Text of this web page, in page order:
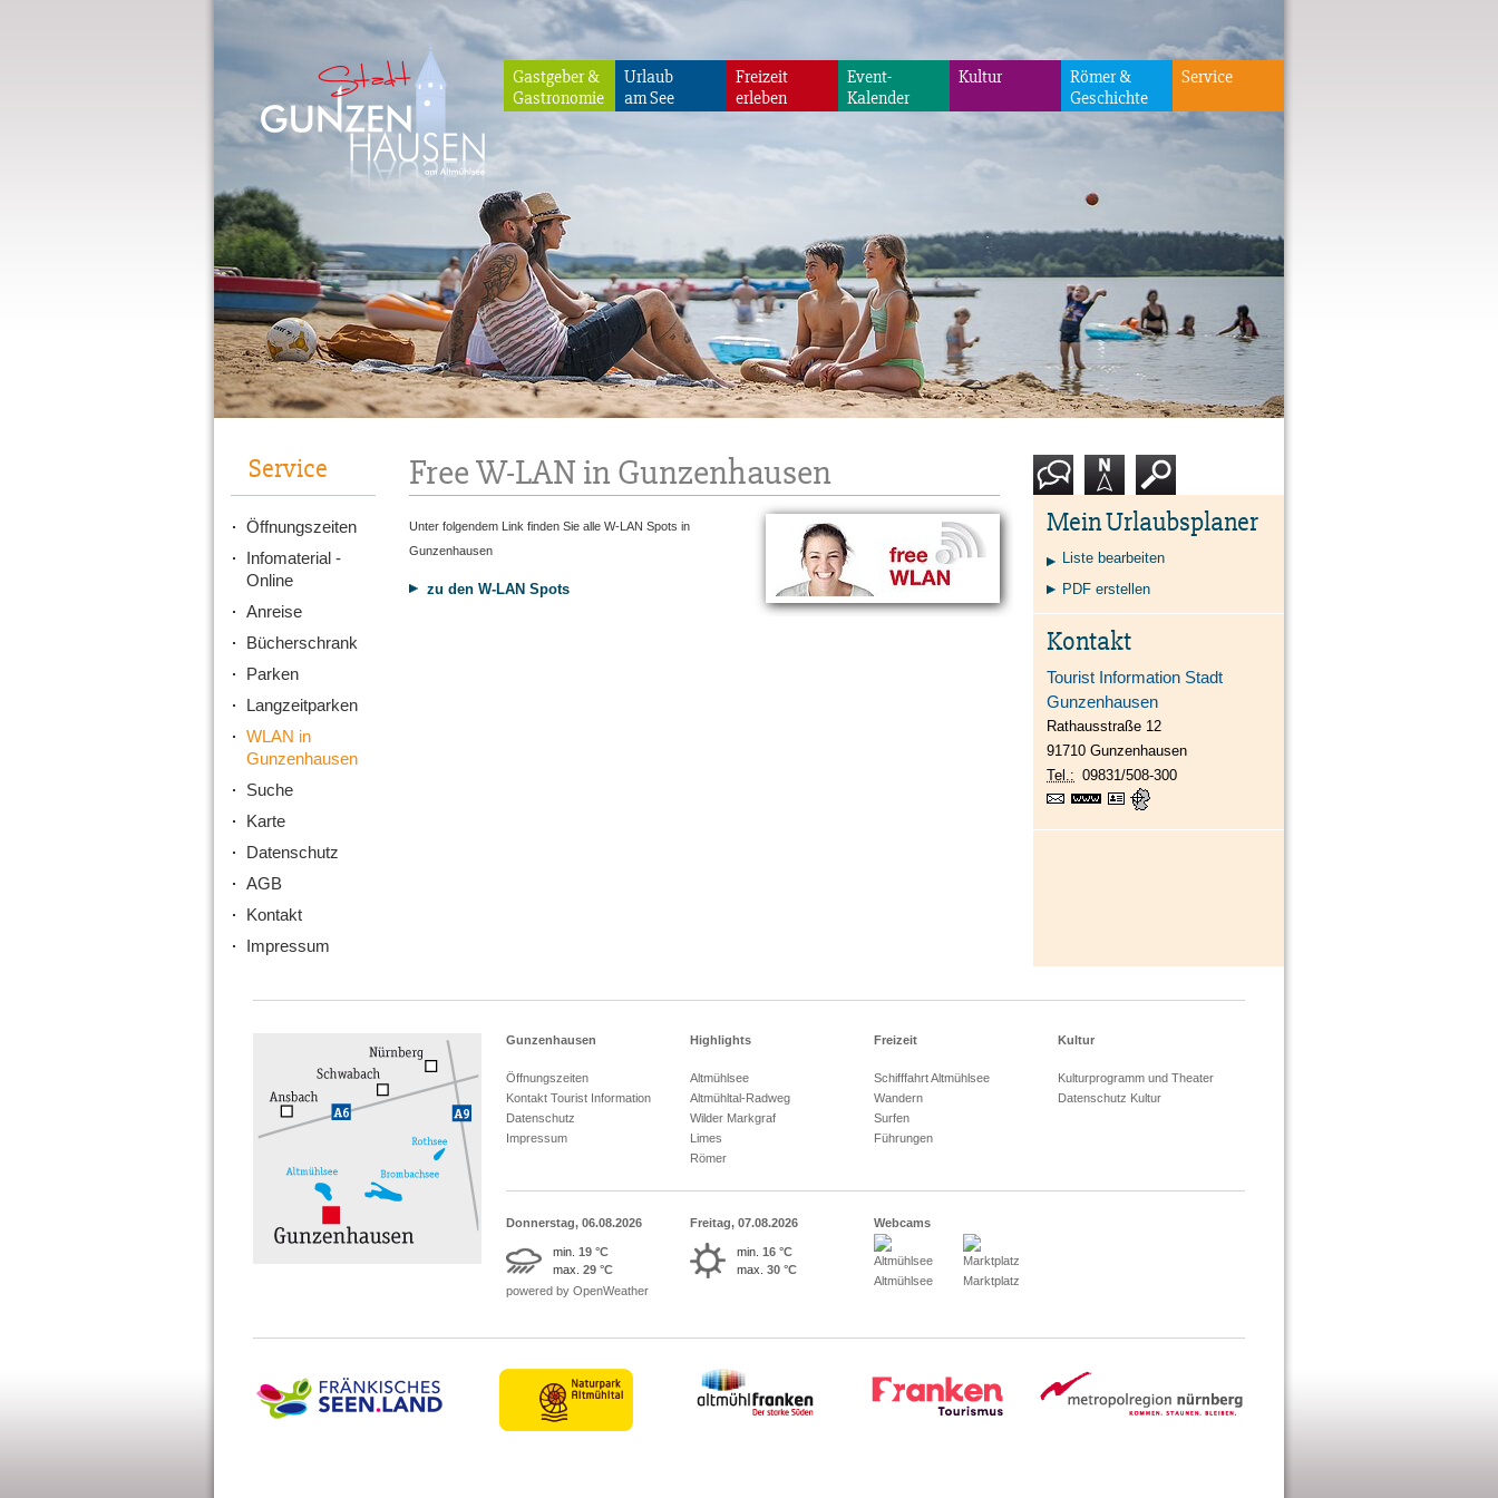
Gunzenhausen
Gastgeber &
Gastronomie
Urlaub
am See
Freizeit
erleben
Event-
Kalender
Kultur
Römer &
Geschichte
Service
Free W-LAN in Gunzenhausen
Unter folgendem Link finden Sie alle W-LAN Spots in
Gunzenhausen
zu den W-LAN Spots
Mein Urlaubsplaner
Liste bearbeiten
PDF erstellen
Kontakt
Tourist Information Stadt
Gunzenhausen
Rathausstraße 12
91710 Gunzenhausen
Tel.: 09831/508-300
https://www.gunzenhausen.info
vCard
Service
Öffnungszeiten
Infomaterial -
Online
Anreise
Bücherschrank
Parken
Langzeitparken
WLAN in
Gunzenhausen
Suche
Karte
Datenschutz
AGB
Kontakt
Impressum
Gunzenhausen
Öffnungszeiten
Kontakt Tourist Information
Datenschutz
Impressum
Highlights
Altmühlsee
Altmühltal-Radweg
Wilder Markgraf
Limes
Römer
Freizeit
Schifffahrt Altmühlsee
Wandern
Surfen
Führungen
Kultur
Kulturprogramm und Theater
Datenschutz Kultur
Donnerstag, 06.08.2026
min. 19 °C
max. 29 °C
Freitag, 07.08.2026
min. 16 °C
max. 30 °C
powered by OpenWeather
Webcams
Altmühlsee Marktplatz